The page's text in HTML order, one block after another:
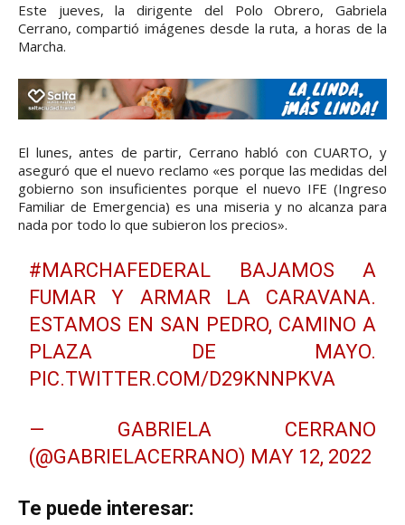
Este jueves, la dirigente del Polo Obrero, Gabriela
Cerrano, compartió imágenes desde la ruta, a horas de la
Marcha.
El lunes, antes de partir, Cerrano habló con CUARTO, y
aseguró que el nuevo reclamo «es porque las medidas del
gobierno son insuficientes porque el nuevo IFE (Ingreso
Familiar de Emergencia) es una miseria y no alcanza para
nada por todo lo que subieron los precios».
#MARCHAFEDERAL BAJAMOS A
FUMAR Y ARMAR LA CARAVANA.
ESTAMOS EN SAN PEDRO, CAMINO A
PLAZA DE MAYO.
PIC.TWITTER.COM/D29KNNPKVA
— GABRIELA CERRANO
(@GABRIELACERRANO) MAY 12, 2022
Te puede interesar: